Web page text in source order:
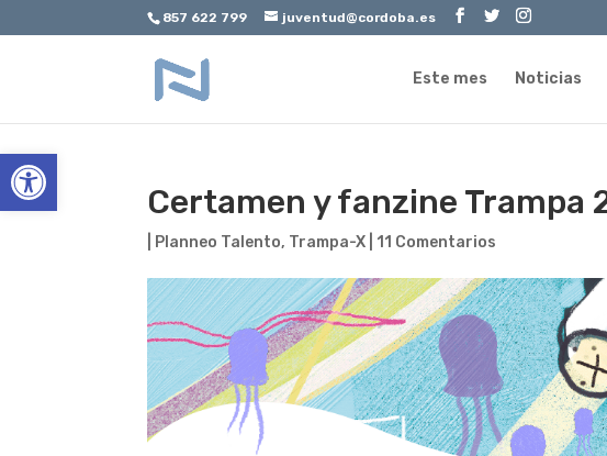
Abrir barra de herramientas
857 622 799 juventud@cordoba.es
Este mes Noticias
Certamen y fanzine Trampa
Planneo Talento, Trampa-X 11 Comentarios